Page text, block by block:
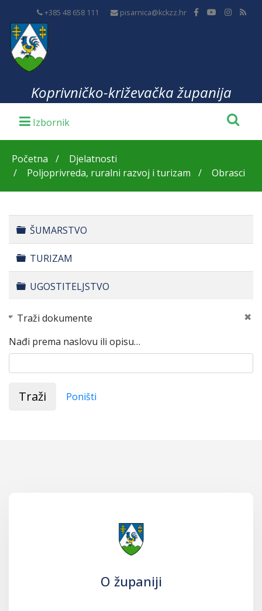
+385 48 658 111 pisarnica@kckzz.hr
Koprivničko-križevačka županija
Početna
Djelatnosti
Poljoprivreda, ruralni razvoj i turizam
Obrasci
Folder
ŠUMARSTVO
Folder
TURIZAM
Folder
UGOSTITELJSTVO
Traži dokumente
Nađi prema naslovu ili opisu…
Traži Poništi
O županiji